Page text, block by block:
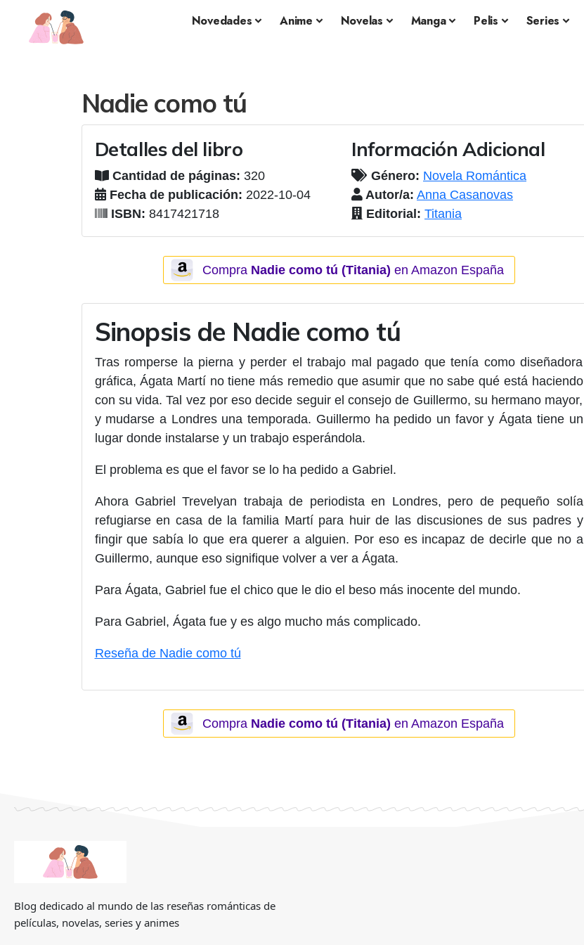
Novedades Anime Novelas Manga Pelis Series
Nadie como tú
Detalles del libro
Cantidad de páginas: 320
Fecha de publicación: 2022-10-04
ISBN: 8417421718
Información Adicional
Género: Novela Romántica
Autor/a: Anna Casanovas
Editorial: Titania
Compra Nadie como tú (Titania) en Amazon España
Sinopsis de Nadie como tú
Tras romperse la pierna y perder el trabajo mal pagado que tenía como diseñadora
gráfica, Ágata Martí no tiene más remedio que asumir que no sabe qué está haciendo
con su vida. Tal vez por eso decide seguir el consejo de Guillermo, su hermano mayor,
y mudarse a Londres una temporada. Guillermo ha pedido un favor y Ágata tiene un
lugar donde instalarse y un trabajo esperándola.
El problema es que el favor se lo ha pedido a Gabriel.
Ahora Gabriel Trevelyan trabaja de periodista en Londres, pero de pequeño solía
refugiarse en casa de la familia Martí para huir de las discusiones de sus padres y
fingir que sabía lo que era querer a alguien. Por eso es incapaz de decirle que no a
Guillermo, aunque eso signifique volver a ver a Ágata.
Para Ágata, Gabriel fue el chico que le dio el beso más inocente del mundo.
Para Gabriel, Ágata fue y es algo mucho más complicado.
Reseña de Nadie como tú
Compra Nadie como tú (Titania) en Amazon España
Blog dedicado al mundo de las reseñas románticas de
películas, novelas, series y animes